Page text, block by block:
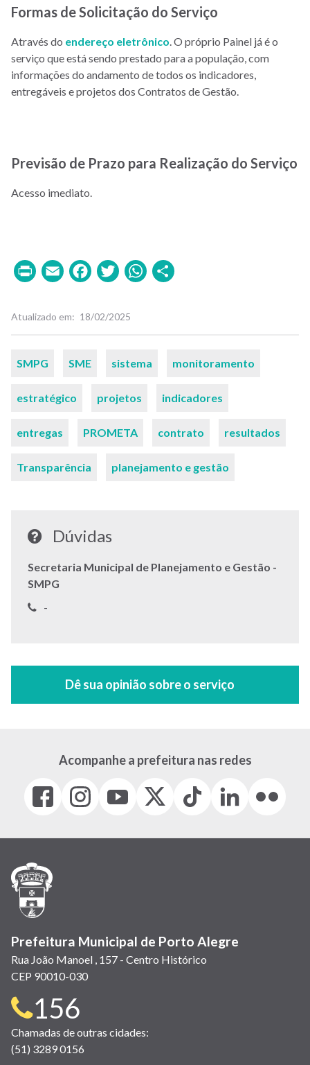
Formas de Solicitação do Serviço
Através do endereço eletrônico. O próprio Painel já é o
serviço que está sendo prestado para a população, com
informações do andamento de todos os indicadores,
entregáveis e projetos dos Contratos de Gestão.
Previsão de Prazo para Realização do Serviço
Acesso imediato.
PrintEmailFacebook
TwitterWhatsApp
Atualizado em 18/02/2025
Palavras-
SMPG SME sistema monitoramento
estratégico projetos indicadores
entregas PROMETA contrato resultados
Transparência planejamento e gestão
Dúvidas
Secretaria Municipal de Planejamento e Gestão -
SMPG
Telefone:
-
Acompanhe a prefeitura nas redes
Facebook
(link
em
janela)
Instagram
(link
em
(link
em
(Antigo
(link
Tiktok
(link
em
LinkedIn
(link
em
(link
em
Prefeitura Municipal de Porto Alegre
Rua João Manoel , 157 - Centro Histórico
CEP 90010-030
Telefone
para
156
Chamadas de outras cidades:
(51) 3289 0156